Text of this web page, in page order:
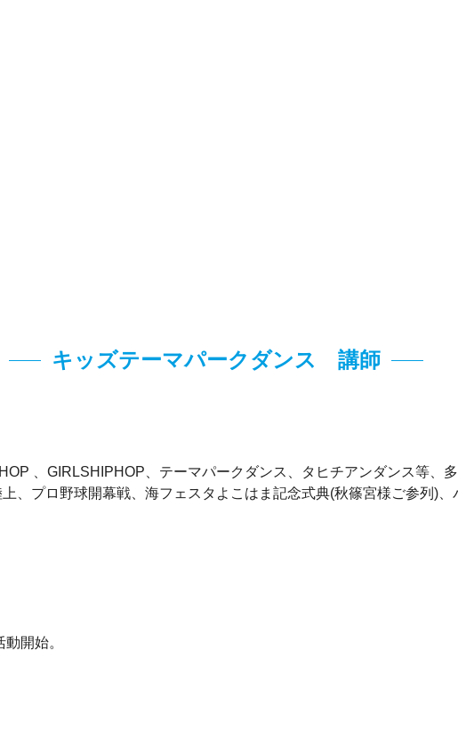
キッズテーマパークダンス 講師
、GIRLSHIPHOP、テーマパークダンス、タヒチアンダンス等、多
、プロ野球開幕戦、海フェスタよこはま記念式典(秋篠宮様ご参列)、
開始。